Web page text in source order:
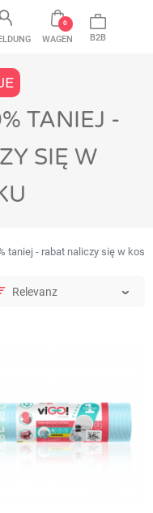
WAGEN
0
B2B
TANIEJ -
SIĘ W
taniej - rabat naliczy się w